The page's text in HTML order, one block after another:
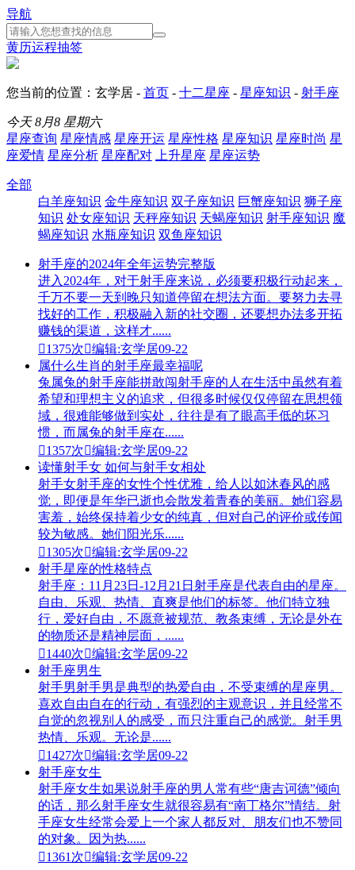
导航
黄历运程抽签
您当前的位置：玄学居 - 首页 - 十二星座 - 星座知识 - 射手座
今天8月8 星期六
星座查询 星座情感 星座开运 星座性格 星座知识 星座时尚 星
座爱情 星座分析 星座配对 上升星座 星座运势
全部
白羊座知识 金牛座知识 双子座知识 巨蟹座知识 狮子座
知识 处女座知识 天秤座知识 天蝎座知识 射手座知识 魔
蝎座知识 水瓶座知识 双鱼座知识
射手座的2024年全年运势完整版
进入2024年，对于射手座来说，必须要积极行动起来，
千万不要一天到晚只知道停留在想法方面。要努力去寻
找好的工作，积极融入新的社交圈，还要想办法多开拓
赚钱的渠道，这样才......
1375次编辑:玄学居09-22
属什么生肖的射手座最幸福呢
兔属兔的射手座能拼敢闯射手座的人在生活中虽然有着
希望和理想主义的追求，但很多时候仅仅停留在思想领
域，很难能够做到实处，往往是有了眼高手低的坏习
惯，而属兔的射手座在......
1357次编辑:玄学居09-22
读懂射手女 如何与射手女相处
射手女射手座的女性个性优雅，给人以如沐春风的感
觉，即便是年华已逝也会散发着青春的美丽。她们容易
害羞，始终保持着少女的纯真，但对自己的评价或传闻
较为敏感。她们阳光乐......
1305次编辑:玄学居09-22
射手星座的性格特点
射手座：11月23日-12月21日射手座是代表自由的星座。
自由、乐观、热情、直爽是他们的标签。他们特立独
行，爱好自由，不愿意被规范、教条束缚，无论是外在
的物质还是精神层面，......
1440次编辑:玄学居09-22
射手座男生
射手男射手男是典型的热爱自由，不受束缚的星座男。
喜欢自由自在的行动，有强烈的主观意识，并且经常不
自觉的忽视别人的感受，而只注重自己的感觉。射手男
热情、乐观。无论是......
1427次编辑:玄学居09-22
射手座女生
射手座女生如果说射手座的男人常有些“唐吉诃德”倾向
的话，那么射手座女生就很容易有“南丁格尔”情结。射
手座女生经常会爱上一个家人都反对、朋友们也不赞同
的对象。因为热......
1361次编辑:玄学居09-22